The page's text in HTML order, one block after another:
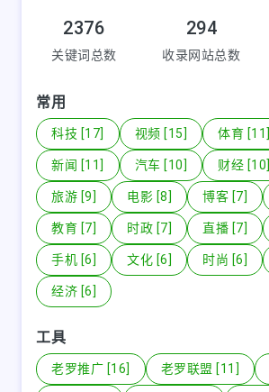
2376
关键词总数
294
收录网站总数
常用
科技 [17] 视频 [15] 体育 [11]
新闻 [11] 汽车 [10] 财经 [10]
旅游 [9] 电影 [8] 博客 [7]
教育 [7] 时政 [7] 直播 [7]
手机 [6] 文化 [6] 时尚 [6]
经济 [6]
工具
老罗推广 [16] 老罗联盟 [11]